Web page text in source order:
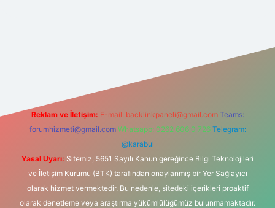
Reklam ve İletişim: E-mail: backlinkpaneli@gmail.com Teams:
forumhizmeti@gmail.com Whatsapp: 0262 606 0 726 Telegram:
@karabul
Yasal Uyarı: Sitemiz, 5651 Sayılı Kanun gereğince Bilgi Teknolojileri
ve İletişim Kurumu (BTK) tarafından onaylanmış bir Yer Sağlayıcı
olarak hizmet vermektedir. Bu nedenle, sitedeki içerikleri proaktif
olarak denetleme veya araştırma yükümlülüğümüz bulunmamaktadır.